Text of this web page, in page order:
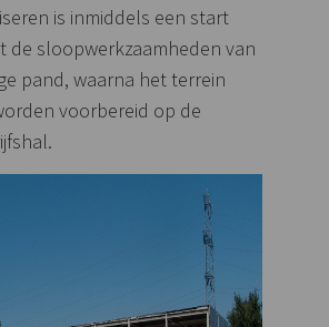
is inmiddels een start
de sloopwerkzaamheden van
pand, waarna het terrein
voorbereid op de